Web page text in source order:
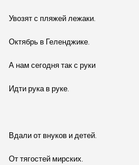
Увозят с пляжей лежаки.
Октябрь в Геленджике.
А нам сегодня так с руки
Идти рука в руке.
Вдали от внуков и детей.
От тягостей мирских.